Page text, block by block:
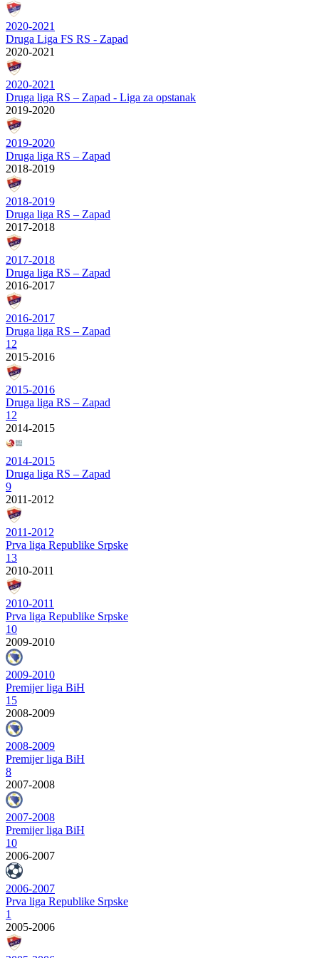
2020-2021
Druga Liga FS RS - Zapad
2020-2021
2020-2021
Druga liga RS – Zapad - Liga za opstanak
2019-2020
2019-2020
Druga liga RS – Zapad
2018-2019
2018-2019
Druga liga RS – Zapad
2017-2018
2017-2018
Druga liga RS – Zapad
2016-2017
2016-2017
Druga liga RS – Zapad
12
2015-2016
2015-2016
Druga liga RS – Zapad
12
2014-2015
2014-2015
Druga liga RS – Zapad
9
2011-2012
2011-2012
Prva liga Republike Srpske
13
2010-2011
2010-2011
Prva liga Republike Srpske
10
2009-2010
2009-2010
Premijer liga BiH
15
2008-2009
2008-2009
Premijer liga BiH
8
2007-2008
2007-2008
Premijer liga BiH
10
2006-2007
2006-2007
Prva liga Republike Srpske
1
2005-2006